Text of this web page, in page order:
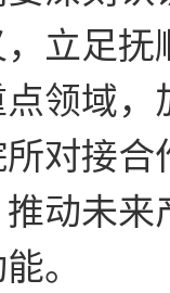
立足
领域
对接
动未
。